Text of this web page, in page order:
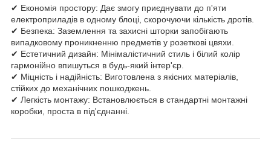
✔ Економія простору: Дає змогу приєднувати до п'яти
електроприладів в одному блоці, скорочуючи кількість дротів.
✔ Безпека: Заземлення та захисні шторки запобігають
випадковому проникненню предметів у розеткові цвяхи.
✔ Естетичний дизайн: Мінімалістичний стиль і білий колір
гармонійно впишуться в будь-який інтер'єр.
✔ Міцність і надійність: Виготовлена з якісних матеріалів,
стійких до механічних пошкоджень.
✔ Легкість монтажу: Встановлюється в стандартні монтажні
коробки, проста в під'єднанні.